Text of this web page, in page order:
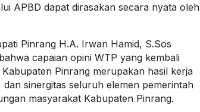
APBD dapat dirasakan secara nyata oleh
Pinrang H.A. Irwan Hamid, S.Sos
capaian opini WTP yang kembali
Pinrang merupakan hasil kerja
sinergitas seluruh elemen pemerintah
masyarakat Kabupaten Pinrang.